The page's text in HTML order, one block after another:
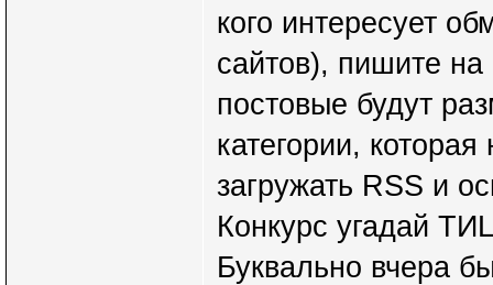
кого интересует
сайтов), пишите
постовые будут
категории,
загружать RSS и
Конкурс угадай
Буквально вчера